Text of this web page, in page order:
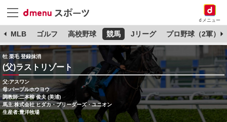
dメニュー
MLB ゴルフ 高校野球 競馬 Jリーグ プロ野球（2軍）
牡 栗毛 登録抹消
(父)ラストリゾート
父:アスワン
母:パープルホウヨウ
調教師:二本柳 俊夫 (美浦)
馬主:株式会社 ヒダカ・ブリーダーズ・ユニオン
生産者:豊洋牧場